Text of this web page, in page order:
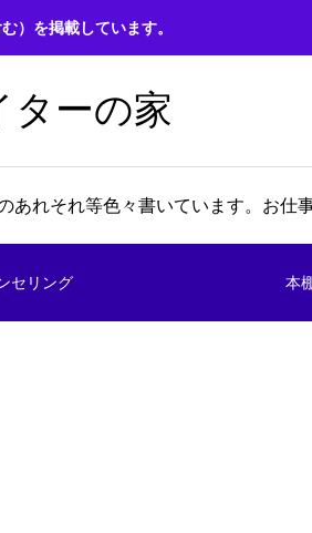
）を掲載しています。
ターの家
れそれ等色々書いています。お仕
セリング 本